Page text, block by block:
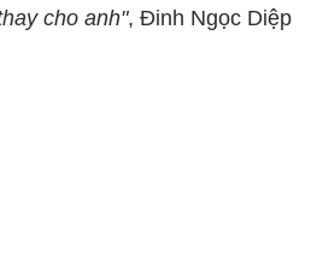
cho anh", Đinh Ngọc Diệp